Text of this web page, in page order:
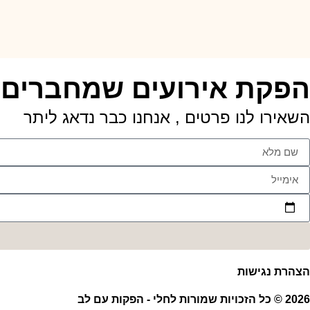
הפקת אירועים שמחברים
השאירו לנו פרטים , אנחנו כבר נדאג ליתר
הצהרת נגישות
2026 © כל הזכויות שמורות לחלי - הפקות עם לב